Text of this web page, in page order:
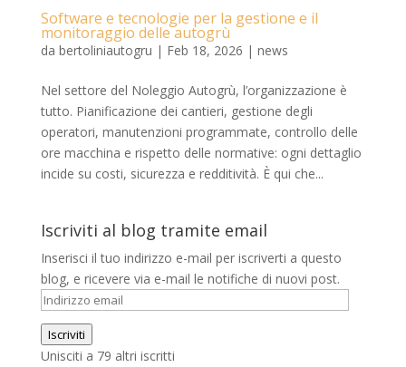
Software e tecnologie per la gestione e il
monitoraggio delle autogrù
da bertoliniautogru | Feb 18, 2026 | news
Nel settore del Noleggio Autogrù, l’organizzazione è
tutto. Pianificazione dei cantieri, gestione degli
operatori, manutenzioni programmate, controllo delle
ore macchina e rispetto delle normative: ogni dettaglio
incide su costi, sicurezza e redditività. È qui che...
Iscriviti al blog tramite email
Inserisci il tuo indirizzo e-mail per iscriverti a questo
blog, e ricevere via e-mail le notifiche di nuovi post.
Indirizzo
email
Iscriviti
Unisciti a 79 altri iscritti